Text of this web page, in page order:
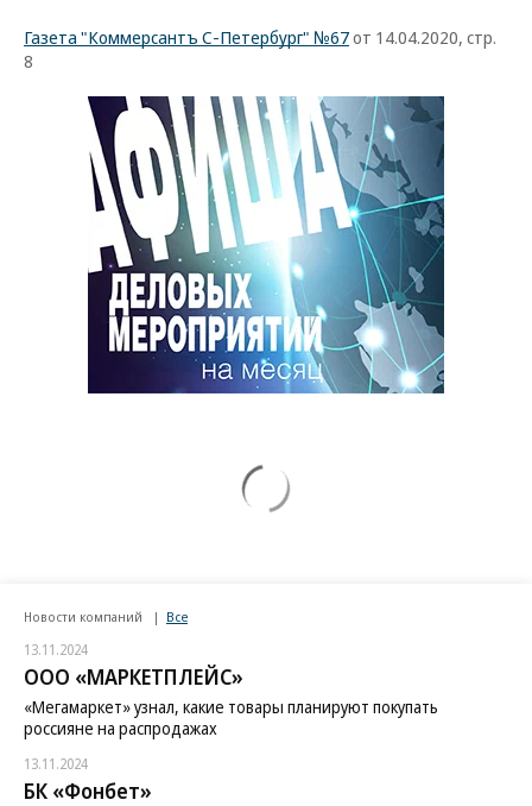
Газета "Коммерсантъ С-Петербург" №67от 14.04.2020, стр.
8
Новости компаний Все
13.11.2024
ООО «МАРКЕТПЛЕЙС»
«Мегамаркет» узнал, какие товары планируют покупать
россияне на распродажах
13.11.2024
БК «Фонбет»